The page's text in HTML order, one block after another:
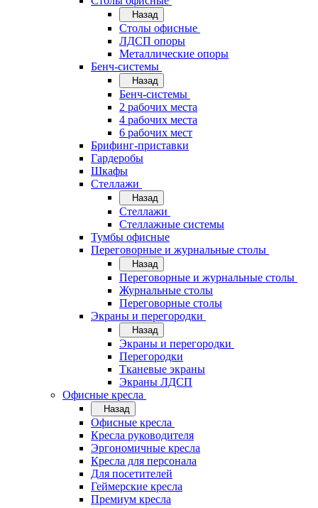
Назад
Cтолы офисные
ЛДСП опоры
Металлические опоры
Бенч-системы
Назад
Бенч-системы
2 рабочих места
4 рабочих места
6 рабочих мест
Брифинг-приставки
Гардеробы
Шкафы
Стеллажи
Назад
Стеллажи
Стеллажные системы
Тумбы офисные
Переговорные и журнальные столы
Назад
Переговорные и журнальные столы
Журнальные столы
Переговорные столы
Экраны и перегородки
Назад
Экраны и перегородки
Перегородки
Тканевые экраны
Экраны ЛДСП
Офисные кресла
Назад
Офисные кресла
Кресла руководителя
Эргономичные кресла
Кресла для персонала
Для посетителей
Геймерские кресла
Премиум кресла